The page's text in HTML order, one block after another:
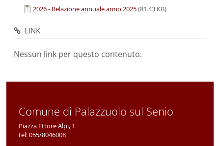
2026 - Relazione annuale anno 2025(81.43 KB)
LINK
Nessun link per questo contenuto.
Comune di Palazzuolo sul Senio
Piazza Ettore Alpi, 1
tel:055/8046008